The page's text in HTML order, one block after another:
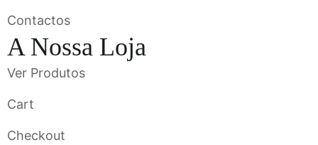
Contactos
A Nossa Loja
Ver Produtos
Cart
Checkout